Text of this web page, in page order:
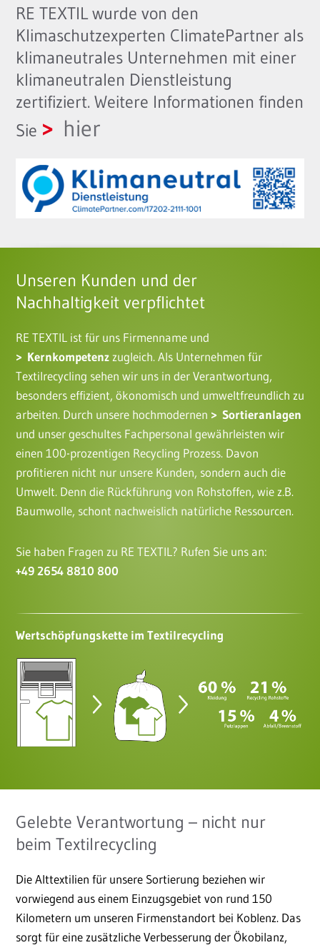
RE TEXTIL wurde von den
Klimaschutzexperten ClimatePartner als
klimaneutrales Unternehmen mit einer
klimaneutralen Dienstleistung
zertifiziert. Weitere Informationen finden
Sie
hier
Unseren Kunden und der
Nachhaltigkeit verpflichtet
RE TEXTIL ist für uns Firmenname und
Kernkompetenz zugleich. Als Unternehmen für
Textilrecycling sehen wir uns in der Verantwortung,
besonders effizient, ökonomisch und umweltfreundlich zu
arbeiten. Durch unsere hochmodernen
Sortieranlagen
und unser geschultes Fachpersonal gewährleisten wir
einen 100-prozentigen Recycling Prozess. Davon
profitieren nicht nur unsere Kunden, sondern auch die
Umwelt. Denn die Rückführung von Rohstoffen, wie z.B.
Baumwolle, schont nachweislich natürliche Ressourcen.
Sie haben Fragen zu RE TEXTIL? Rufen Sie uns an:
+49 2654 8810 800
Wertschöpfungskette im Textilrecycling
Gelebte Verantwortung – nicht nur
beim Textilrecycling
Die Alttextilien für unsere Sortierung beziehen wir
vorwiegend aus einem Einzugsgebiet von rund 150
Kilometern um unseren Firmenstandort bei Koblenz. Das
sorgt für eine zusätzliche Verbesserung der Ökobilanz,